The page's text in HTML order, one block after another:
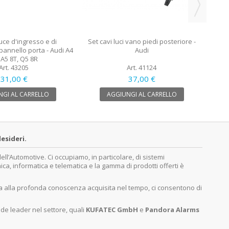
d'ingresso e di
porta - Audi A4
8T, Q5 8R
43205
31,00 €
AL CARRELLO
Set cavi luci vano piedi posteriore -
Audi
Art. 41124
37,00 €
AGGIUNGI AL CARRELLO
Ci occupiamo, in particolare, di sistemi
informatica e telematica e la gamma di prodotti offerti è
profonda conoscenza acquisita nel tempo, ci consentono di
leader nel settore, quali KUFATEC GmbH e Pandora Alarms